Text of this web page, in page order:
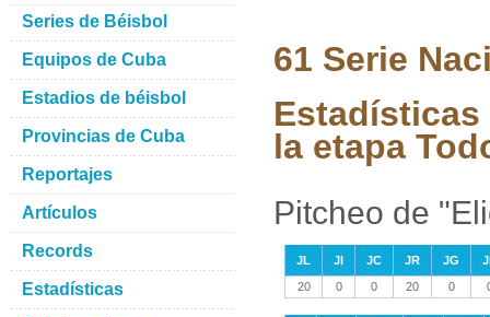
61 Serie
Estadísticas
la etapa
Pitcheo de
JL JI JC JR JG
20
0 0 20 0
Series de Béisbol
Equipos de Cuba
Estadios de béisbol
Provincias de Cuba
Reportajes
Artículos
Records
Estadísticas